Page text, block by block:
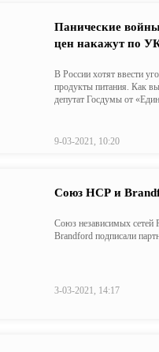
Панические
цен накажут по
В России хотят ввести
продукты питания. Как
депутат Госдумы от
9-03-2021, 10:20
Союз НСР и
Союз независимых сетей
Brandford подписали
3-03-2021, 14:17